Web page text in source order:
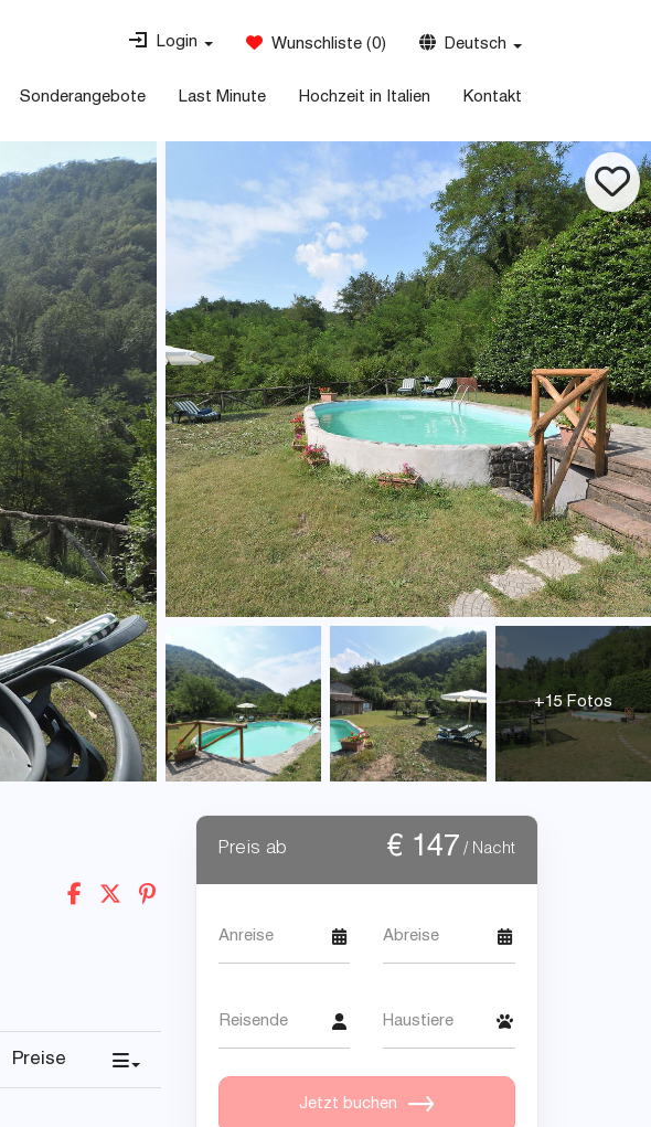
Login Wunschliste (0) Deutsch
Sonderangebote Last Minute Hochzeit in Italien Kontakt
+15 Fotos
Preise
Preis ab € 147 / Nacht
Anreise Abreise
Reisende Haustiere
Jetzt buchen